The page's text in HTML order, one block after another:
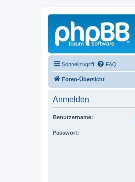
Schnellzugriff FAQ
Foren-Übersicht
Anmelden
Benutzername:
Passwort: